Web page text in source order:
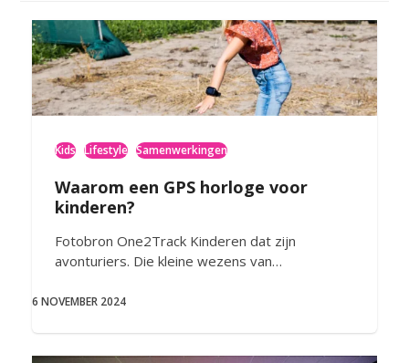
Kids Lifestyle Samenwerkingen
Waarom een GPS horloge voor
kinderen?
Fotobron One2Track Kinderen dat zijn
avonturiers. Die kleine wezens van…
6 NOVEMBER 2024